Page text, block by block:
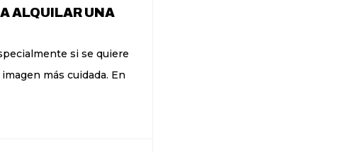
ALQUILAR UNA
si se quiere
más cuidada. En